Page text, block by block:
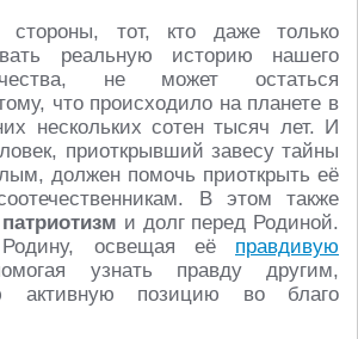
стороны, тот, кто даже только
реальную историю нашего
не может остаться
что происходило на планете в
нескольких сотен тысяч лет. И
приоткрывший завесу тайны
должен помочь приоткрыть её
В этом также
патриотизм и долг перед Родиной.
освещая её правдивую
узнать правду другим,
активную позицию во благо